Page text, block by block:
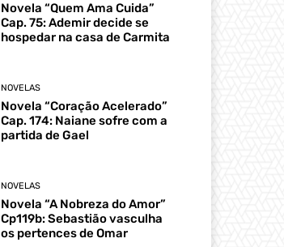
Novela “Quem Ama Cuida”
Cap. 75: Ademir decide se
hospedar na casa de Carmita
NOVELAS
Novela “Coração Acelerado”
Cap. 174: Naiane sofre com a
partida de Gael
NOVELAS
Novela “A Nobreza do Amor”
Cp119b: Sebastião vasculha
os pertences de Omar